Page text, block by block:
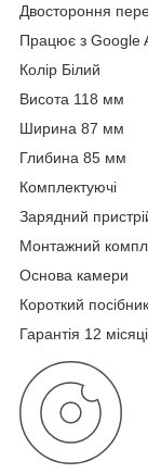
Двостороння
Працює з Google
Колір Білий
Висота 118 мм
Ширина 87 мм
Глибина 85 мм
Комплектуючі
Зарядний
Монтажний
Основа камери
Короткий
Гарантія 12